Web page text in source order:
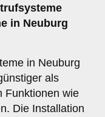
in Neuburg
in Neuburg
als
Funktionen wie
Die Installation